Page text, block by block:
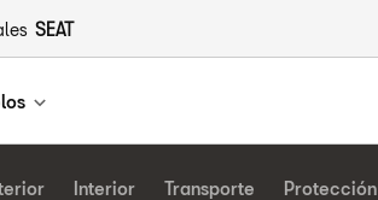
SEAT
Interior Transporte Protección